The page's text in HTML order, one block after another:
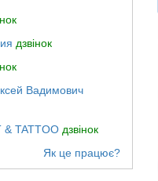
дзвінок
Вадимович
& TATTOO дзвінок